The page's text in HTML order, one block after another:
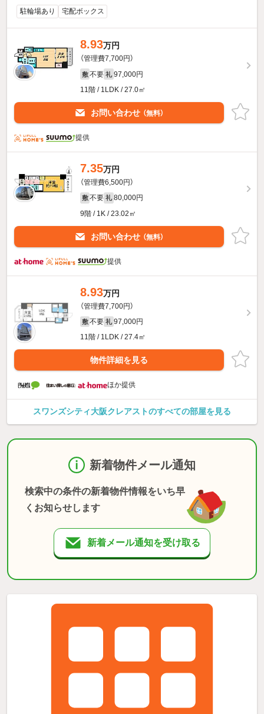
駐輪場あり
宅配ボックス
8.93万円
（管理費7,700円）
敷 不要 礼 97,000円
11階 / 1LDK / 27.0㎡
お問い合わせ （無料）
提供
7.35万円
（管理費6,500円）
敷 不要 礼 80,000円
9階 / 1K / 23.02㎡
お問い合わせ （無料）
提供
8.93万円
（管理費7,700円）
敷 不要 礼 97,000円
11階 / 1LDK / 27.4㎡
物件詳細を見る
ほか提供
スワンズシティ大阪クレアストのすべての部屋を見る
新着物件メール通知
検索中の条件の新着物件情報をいち早
くお知らせします
新着メール通知を受け取る